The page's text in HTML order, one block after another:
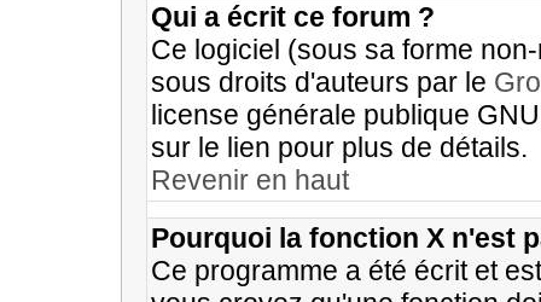
Qui a écrit ce forum ?
Ce logiciel (sous sa forme
sous droits d'auteurs par le
license générale publique
sur le lien pour plus de détails.
Revenir en haut
Pourquoi la fonction X n'est
Ce programme a été écrit et